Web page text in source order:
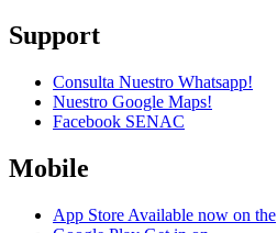
Support
Consulta Nuestro Whatsapp!
Nuestro Google Maps!
Facebook SENAC
Mobile
App Store Available now on the